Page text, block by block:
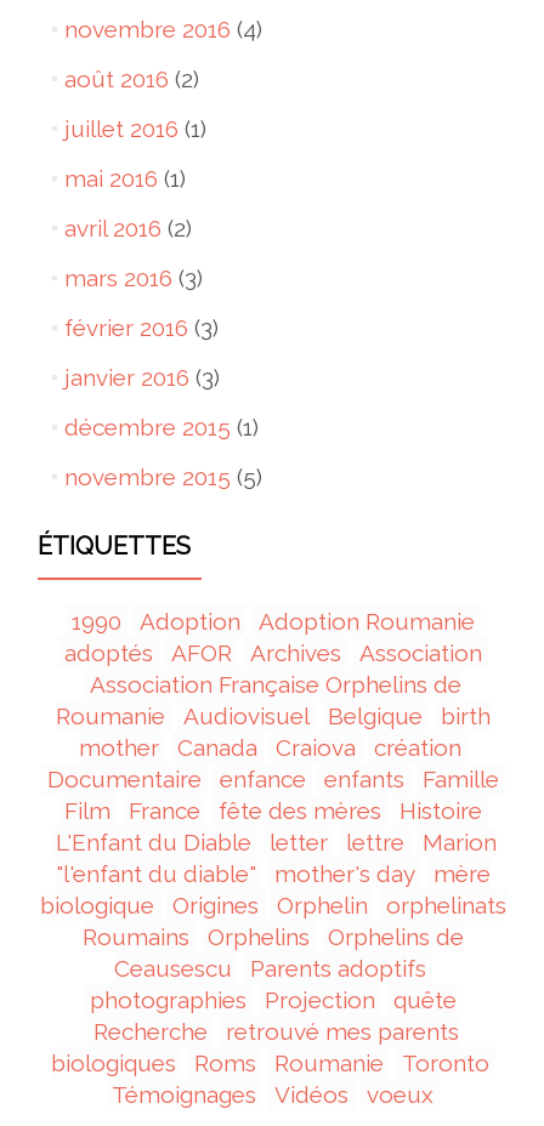
novembre 2016 (4)
août 2016 (2)
juillet 2016 (1)
mai 2016 (1)
avril 2016 (2)
mars 2016 (3)
février 2016 (3)
janvier 2016 (3)
décembre 2015 (1)
novembre 2015 (5)
ÉTIQUETTES
1990 Adoption
Adoption Roumanie
adoptés
AFOR Archives
Association
Association Française Orphelins de
Roumanie
Audiovisuel Belgique
birth
mother
Canada Craiova
création
Documentaire
enfance enfants
Famille
Film
France fête des mères
Histoire
L'Enfant du Diable
letter lettre
Marion
"l'enfant du diable"
mother's day
mère
biologique
Origines Orphelin
orphelinats
Roumains
Orphelins
Orphelins de
Ceausescu
Parents adoptifs
photographies
Projection
quête
Recherche
retrouvé mes parents
biologiques
Roms Roumanie
Toronto
Témoignages
Vidéos voeux